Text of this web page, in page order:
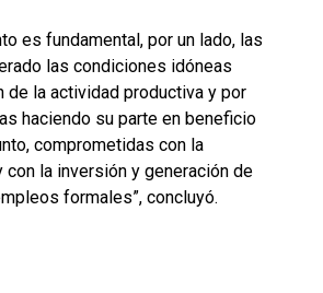
es fundamental, por un lado, las
las condiciones idóneas
de la actividad productiva y por
haciendo su parte en beneficio
comprometidas con la
con la inversión y generación de
formales”, concluyó.